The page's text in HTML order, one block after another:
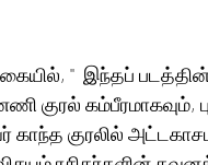
''  இந்தப்
குரல் கம்பீரமாகவும்,
காந்த குரலில்